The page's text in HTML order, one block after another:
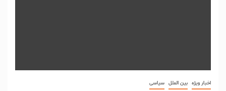
اخبار ویژه بین الملل سیاسی